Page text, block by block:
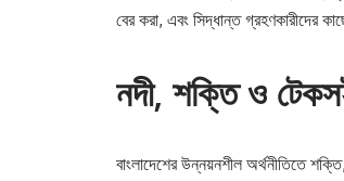
বের করা, এবং সিদ্ধান্ত গ্রহণকারীদের
নদী, শক্তি ও
বাংলাদেশের উন্নয়নশীল অর্থনীতিতে